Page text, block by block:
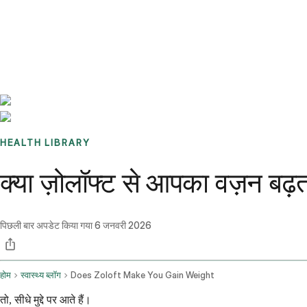
HEALTH LIBRARY
क्या ज़ोलॉफ्ट से आपका वज़न
पिछली बार अपडेट किया गया6 जनवरी 2026
होम स्वास्थ्य ब्लॉग Does Zoloft Make You Gain Weight
तो, सीधे मुद्दे पर आते हैं।